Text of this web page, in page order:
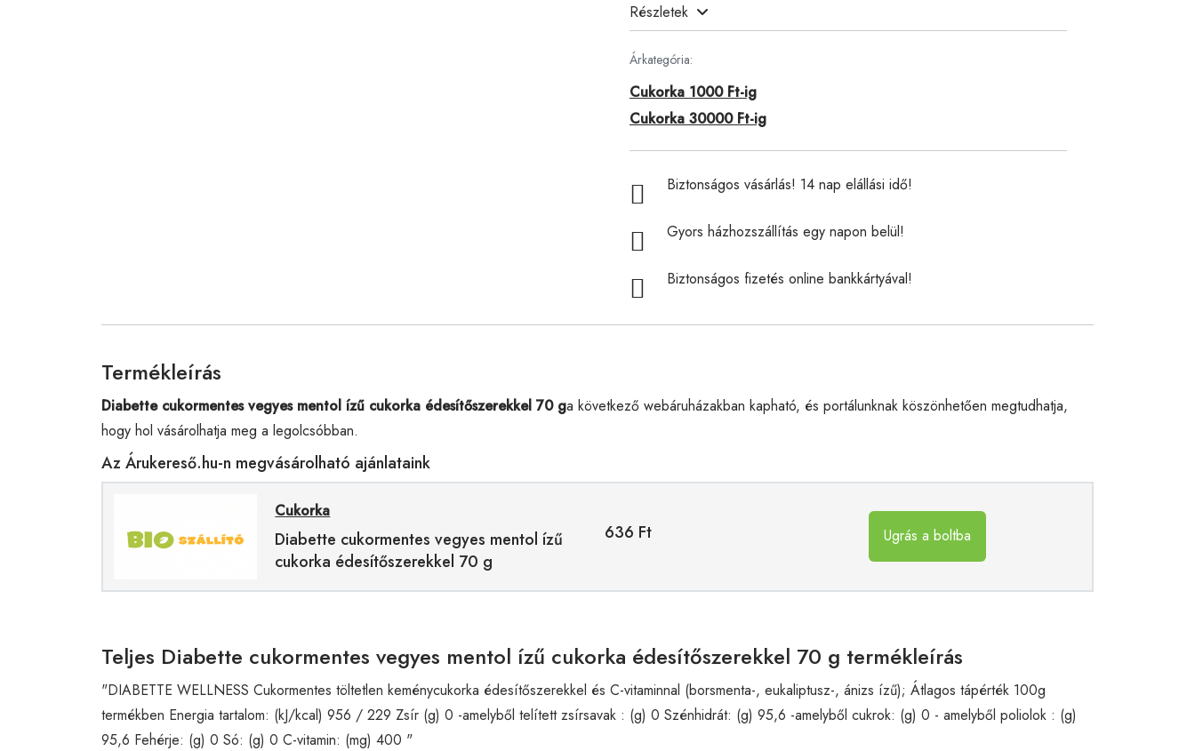
Részletek
Árkategória:
Cukorka 1000 Ft-ig
Cukorka 30000 Ft-ig
Biztonságos vásárlás! 14 nap elállási idő!
Gyors házhozszállítás egy napon belül!
Biztonságos fizetés online bankkártyával!
Termékleírás
Diabette cukormentes vegyes mentol ízű cukorka édesítőszerekkel 70 ga következő webáruházakban kapható, és portálunknak köszönhetően megtudhatja,
hogy hol vásárolhatja meg a legolcsóbban.
Az Árukereső.hu-n megvásárolható ajánlataink
Cukorka
Diabette cukormentes vegyes mentol ízű
cukorka édesítőszerekkel 70 g
636 Ft Ugrás a boltba
Teljes Diabette cukormentes vegyes mentol ízű cukorka édesítőszerekkel 70 g termékleírás
"DIABETTE WELLNESS Cukormentes töltetlen keménycukorka édesítőszerekkel és C-vitaminnal (borsmenta-, eukaliptusz-, ánizs ízű); Átlagos tápérték 100g
termékben Energia tartalom: (kJ/kcal) 956 / 229 Zsír (g) 0 -amelyből telített zsírsavak : (g) 0 Szénhidrát: (g) 95,6 -amelyből cukrok: (g) 0 - amelyből poliolok : (g)
95,6 Fehérje: (g) 0 Só: (g) 0 C-vitamin: (mg) 400 "